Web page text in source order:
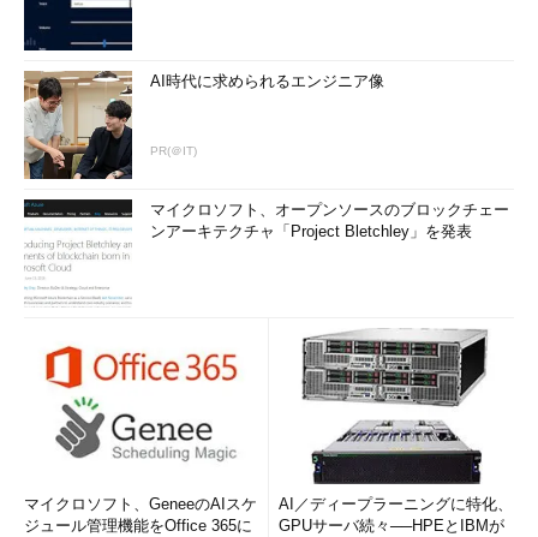
AI時代に求められるエンジニア像
PR(＠IT)
マイクロソフト、オープンソースのブロックチェー
ンアーキテクチャ「Project Bletchley」を発表
マイクロソフト、GeneeのAIスケ
ジュール管理機能をOffice 365に
AI／ディープラーニングに特化、
GPUサーバ続々──HPEとIBMが